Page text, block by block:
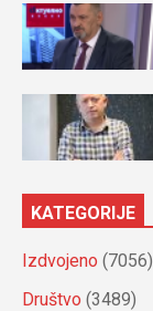
KATEGORIJE
Izdvojeno (7056)
Društvo (3489)